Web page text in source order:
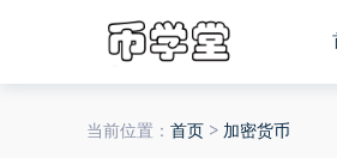
当前位置： 首页 > 加密货币